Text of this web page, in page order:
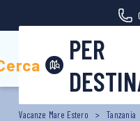
PER
Vacanze Mare Estero Tanzania